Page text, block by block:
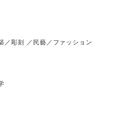
／彫刻 ／民藝／ファッション